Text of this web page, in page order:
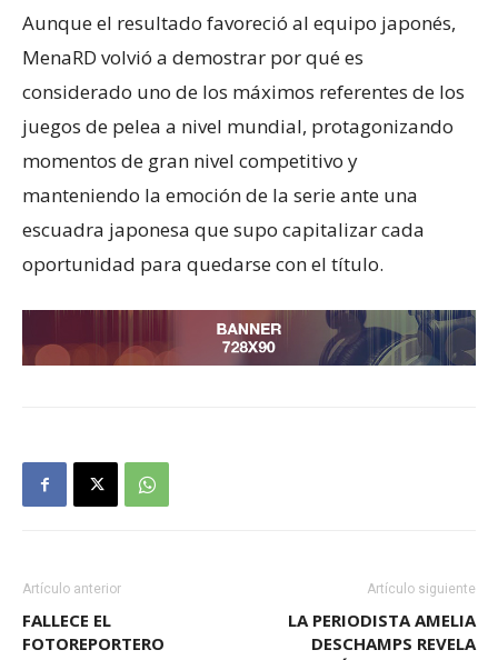
Aunque el resultado favoreció al equipo japonés,
MenaRD volvió a demostrar por qué es
considerado uno de los máximos referentes de los
juegos de pelea a nivel mundial, protagonizando
momentos de gran nivel competitivo y
manteniendo la emoción de la serie ante una
escuadra japonesa que supo capitalizar cada
oportunidad para quedarse con el título.
Artículo anterior
FALLECE EL
FOTOREPORTERO
Artículo siguiente
LA PERIODISTA AMELIA
DESCHAMPS REVELA